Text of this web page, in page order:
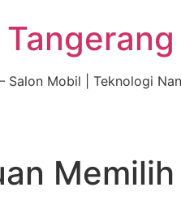
Salon Mobil | Teknologi